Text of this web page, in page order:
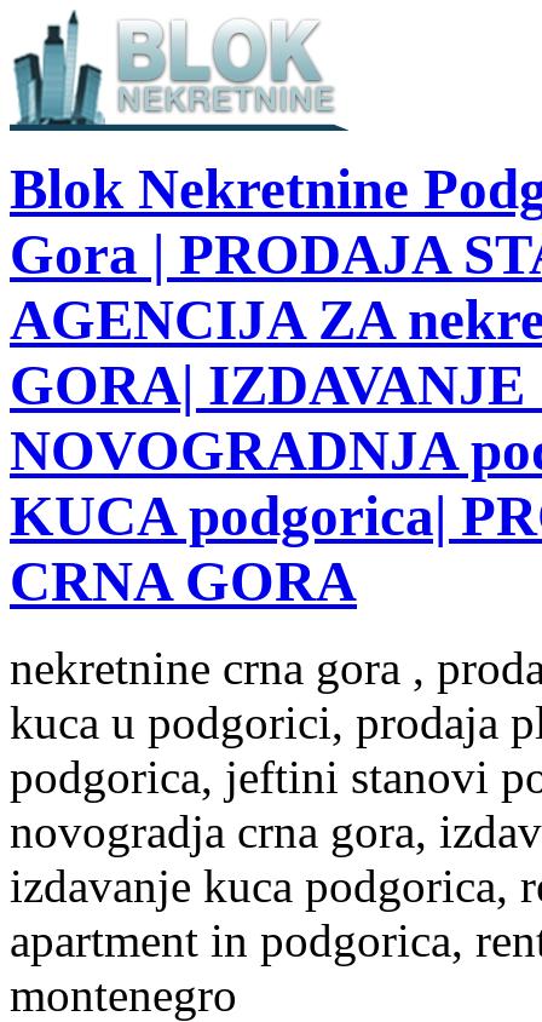
Blok Nekretnine
Gora | PRODAJA
AGENCIJA ZA
GORA| IZDAVANJE
NOVOGRADNJA
KUCA podgorica|
CRNA GORA
nekretnine crna gora ,
kuca u podgorici, prodaja
podgorica, jeftini stanovi
novogradja crna gora,
izdavanje kuca podgorica,
apartment in podgorica,
montenegro